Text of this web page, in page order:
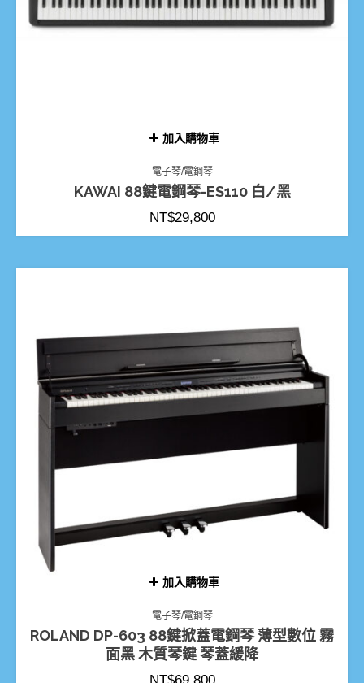
加入購物車
電子琴/電鋼琴
KAWAI 88鍵電鋼琴-ES110 白/黑
NT$29,800
加入購物車
電子琴/電鋼琴
ROLAND DP-603 88鍵掀蓋電鋼琴 薄型數位 霧
面黑 木質琴鍵 琴蓋緩降